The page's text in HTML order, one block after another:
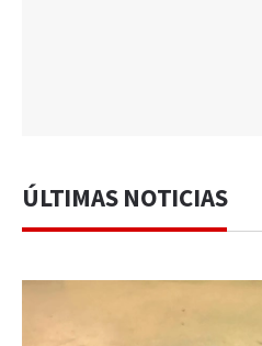
ÚLTIMAS NOTICIAS